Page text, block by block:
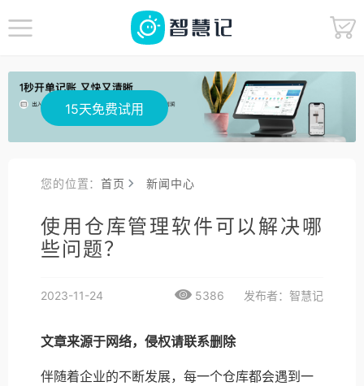
15天免费试用
您的位置：首页 新闻中心
使用仓库管理软件可以解决哪
些问题？
2023-11-24 5386 发布者：智慧记
文章来源于网络，侵权请联系删除
伴随着企业的不断发展，每一个仓库都会遇到一